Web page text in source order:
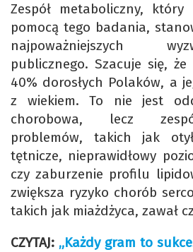
Zespół metaboliczny,
pomocą tego badania,
najpoważniejszych
publicznego. Szacuje się,
40% dorosłych Polaków, a
z wiekiem. To nie jest
chorobowa, lecz
problemów, takich jak
tętnicze, nieprawidłowy
czy zaburzenie profilu
zwiększa ryzyko chorób
takich jak miażdżyca, zawał
CZYTAJ: „Każdy gram to